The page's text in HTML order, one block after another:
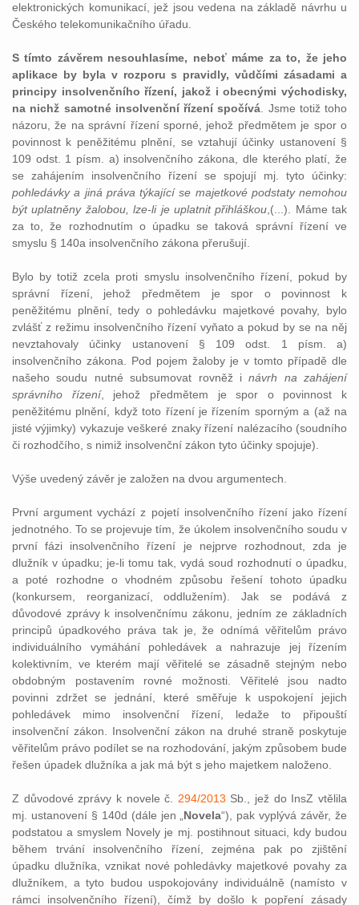
elektronických komunikací, jež jsou vedena na základě návrhu u
Českého telekomunikačního úřadu.
S tímto závěrem nesouhlasíme, neboť máme za to, že jeho
aplikace by byla v rozporu s pravidly, vůdčími zásadami a
principy insolvenčního řízení, jakož i obecnými východisky,
na nichž samotné insolvenční řízení spočívá . Jsme totiž toho
názoru, že na správní řízení sporné, jehož předmětem je spor o
povinnost k peněžitému plnění, se vztahují účinky ustanovení §
109 odst. 1 písm. a) insolvenčního zákona, dle kterého platí, že
se zahájením insolvenčního řízení se spojují mj. tyto účinky:
pohledávky a jiná práva týkající se majetkové podstaty nemohou
být uplatněny žalobou, lze-li je uplatnit přihláškou ,(...). Máme tak
za to, že rozhodnutím o úpadku se taková správní řízení ve
smyslu § 140a insolvenčního zákona přerušují.
Bylo by totiž zcela proti smyslu insolvenčního řízení, pokud by
správní řízení, jehož předmětem je spor o povinnost k
peněžitému plnění, tedy o pohledávku majetkové povahy, bylo
zvlášť z režimu insolvenčního řízení vyňato a pokud by se na něj
nevztahovaly účinky ustanovení § 109 odst. 1 písm. a)
insolvenčního zákona. Pod pojem žaloby je v tomto případě dle
našeho soudu nutné subsumovat rovněž inávrh na zahájení
správního řízení, jehož předmětem je spor o povinnost k
peněžitému plnění, když toto řízení je řízením sporným a (až na
jisté výjimky) vykazuje veškeré znaky řízení nalézacího (soudního
či rozhodčího, s nimiž insolvenční zákon tyto účinky spojuje).
Výše uvedený závěr je založen na dvou argumentech.
První argument vychází z pojetí insolvenčního řízení jako řízení
jednotného. To se projevuje tím, že úkolem insolvenčního soudu v
první fázi insolvenčního řízení je nejprve rozhodnout, zda je
dlužník v úpadku; je-li tomu tak, vydá soud rozhodnutí o úpadku,
a poté rozhodne o vhodném způsobu řešení tohoto úpadku
(konkursem, reorganizací, oddlužením). Jak se podává z
důvodové zprávy k insolvenčnímu zákonu, jedním ze základních
principů úpadkového práva tak je, že odnímá věřitelům právo
individuálního vymáhání pohledávek a nahrazuje jej řízením
kolektivním, ve kterém mají věřitelé se zásadně stejným nebo
obdobným postavením rovné možnosti. Věřitelé jsou nadto
povinni zdržet se jednání, které směřuje k uspokojení jejich
pohledávek mimo insolvenční řízení, ledaže to připouští
insolvenční zákon. Insolvenční zákon na druhé straně poskytuje
věřitelům právo podílet se na rozhodování, jakým způsobem bude
řešen úpadek dlužníka a jak má být s jeho majetkem naloženo.
Z důvodové zprávy k novele č. 294/2013 Sb., jež do InsZ vtělila
mj. ustanovení § 140d (dále jen „ Novela“), pak vyplývá závěr, že
podstatou a smyslem Novely je mj. postihnout situaci, kdy budou
během trvání insolvenčního řízení, zejména pak po zjištění
úpadku dlužníka, vznikat nové pohledávky majetkové povahy za
dlužníkem, a tyto budou uspokojovány individuálně (namísto v
rámci insolvenčního řízení), čímž by došlo k popření zásady